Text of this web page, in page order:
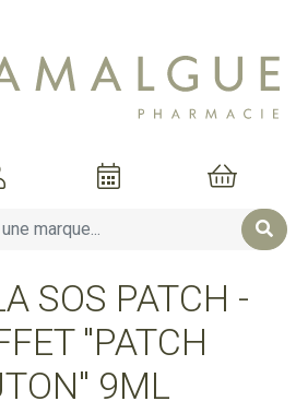
Mon
SOS PATCH -
"PATCH
9ML